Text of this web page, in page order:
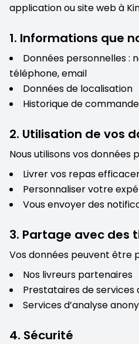
application ou site web à
1. Informations que
Données personnelles :
téléphone, email
Données de localisation
Historique de
2. Utilisation de vos
Nous utilisons vos données
Livrer vos repas
Personnaliser votre
Vous envoyer des
3. Partage avec des
Vos données peuvent être
Nos livreurs partenaires
Prestataires de services
Services d’analyse
4. Sécurité